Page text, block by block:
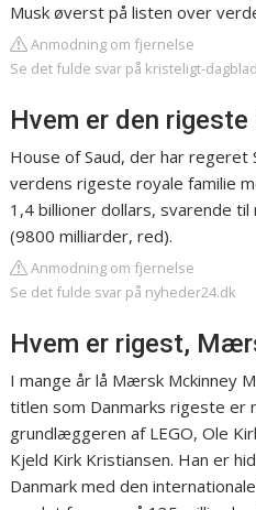
Musk øverst på listen over
Anmodning om fjernelse
Se det fulde svar på kristeligt-
Hvem er den
House of Saud, der har regeret
verdens rigeste royale familie
1,4 billioner dollars, svarende
(9800 milliarder, red).
Anmodning om fjernelse
Se det fulde svar på nyheder24.dk
Hvem er rigest,
I mange år lå Mærsk Mckinney
titlen som Danmarks rigeste er
grundlæggeren af LEGO, Ole
Kjeld Kirk Kristiansen. Han er
Danmark med den